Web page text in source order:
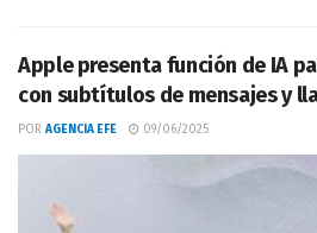
Apple presenta función de IA
con subtítulos de mensajes y
POR AGENCIA EFE 09/06/2025